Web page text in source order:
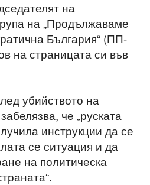
на
на „Продължаваме
България“ (ПП-
на страницата си във
убийството на
че „руската
инструкции да се
се ситуация и да
на политическа